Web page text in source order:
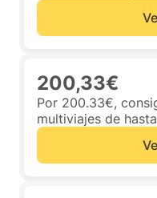
200,33€
Por 200.33€,
multiviajes de